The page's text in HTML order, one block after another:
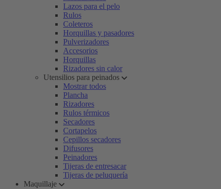
Lazos para el pelo
Rulos
Coleteros
Horquillas y pasadores
Pulverizadores
Accesorios
Horquillas
Rizadores sin calor
Utensilios para peinados
Mostrar todos
Plancha
Rizadores
Rulos térmicos
Secadores
Cortapelos
Cepillos secadores
Difusores
Peinadores
Tijeras de entresacar
Tijeras de peluquería
Maquillaje